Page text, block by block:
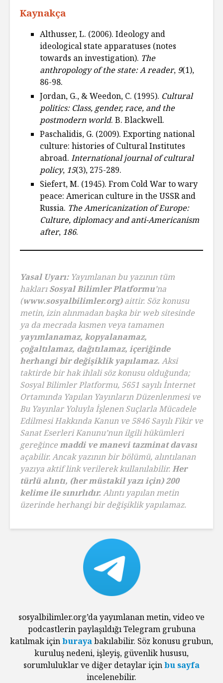
Kaynakça
Althusser, L. (2006). Ideology and
ideological state apparatuses (notes
towards an investigation). The
anthropology of the state: A reader, 9(1),
86-98.
Jordan, G., & Weedon, C. (1995). Cultural
politics: Class, gender, race, and the
postmodern world. B. Blackwell.
Paschalidis, G. (2009). Exporting national
culture: histories of Cultural Institutes
abroad. International journal of cultural
policy, 15(3), 275-289.
Siefert, M. (1945). From Cold War to wary
peace: American culture in the USSR and
Russia. The Americanization of Europe:
Culture, diplomacy and anti-Americanism
after, 186.
Yasal Uyarı:Yayımlanan bu yazının tüm
haklarıSosyal Bilimler Platformu’na
(www.sosyalbilimler.org)aittir. Söz konusu
metin, izin alınmadan başka bir web sitesinde
ya da mecrada kısmen veya tamamen
yayımlanamaz, kopyalanamaz,
çoğaltılamaz, dağıtılamaz, içeriğinde
herhangi bir değişiklik yapılamaz. Aksi
taktirde bir hak ihlali söz konusu olduğunda;
Sosyal Bilimler Platformu, 5651 sayılı İnternet
Ortamında Yapılan Yayınların Düzenlenmesi ve
Bu Yayınlar Yoluyla İşlenen Suçlarla Mücadele
Edilmesi Hakkında Kanun ve 5846 Sayılı Fikir ve
Sanat Eserleri Kanunu’nun ilgili hükümleri
gereğincemaddi ve manevi tazminat davası
açabilir. Ancak yazının bir bölümü, alıntılanan
yazıya aktif link verilerek kullanılabilir. Her
türlü alıntı, (her müstakil yazı için) 200
kelime ile sınırlıdır. Alıntı yapılan metin
üzerinde herhangi bir değişiklik yapılamaz.
sosyalbilimler.org’da yayımlanan metin, video ve
podcastlerin paylaşıldığı Telegram grubuna
katılmak içinburayabakılabilir. Söz konusu grubun,
kuruluş nedeni, işleyiş, güvenlik hususu,
sorumluluklar ve diğer detaylar içinbu sayfa
incelenebilir.